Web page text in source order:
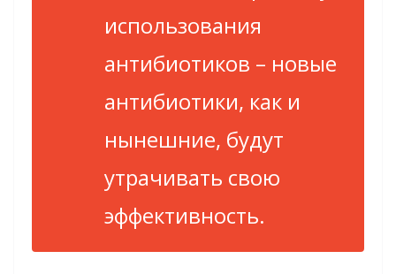
использования
антибиотиков – новые
антибиотики, как и
нынешние, будут
утрачивать свою
эффективность.